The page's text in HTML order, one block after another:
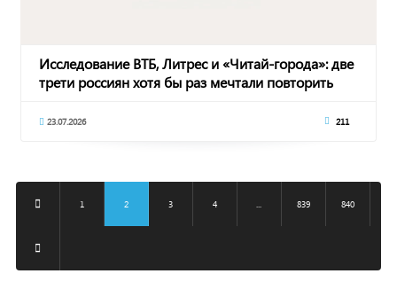
Исследование ВТБ, Литрес и «Читай-города»: две
трети россиян хотя бы раз мечтали повторить
23.07.2026 211
1 2 3 4 839 840